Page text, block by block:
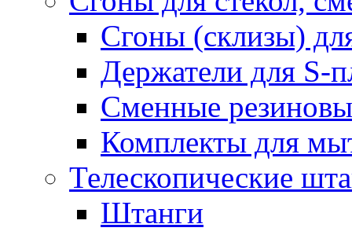
Сгоны (склизы)
Держатели для S-
Сменные
Комплекты для
Телескопические
Штанги